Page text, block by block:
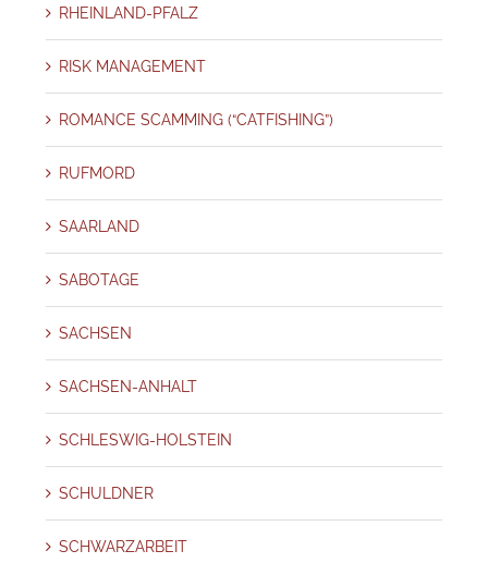
RHEINLAND-PFALZ
RISK MANAGEMENT
ROMANCE SCAMMING (“CATFISHING”)
RUFMORD
SAARLAND
SABOTAGE
SACHSEN
SACHSEN-ANHALT
SCHLESWIG-HOLSTEIN
SCHULDNER
SCHWARZARBEIT